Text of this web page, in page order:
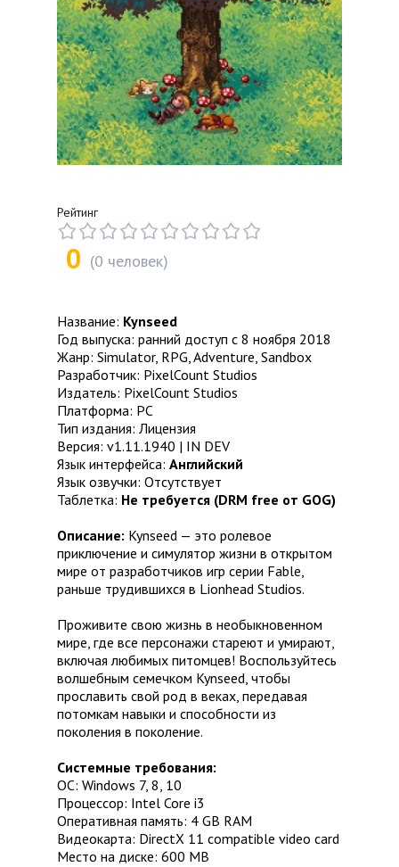
Рейтинг
0 (0 человек)
Название: Kynseed
Год выпуска: ранний доступ с 8 ноября 2018
Жанр: Simulator, RPG, Adventure, Sandbox
Разработчик: PixelCount Studios
Издатель: PixelCount Studios
Платформа: PC
Тип издания: Лицензия
Версия: v1.11.1940 | IN DEV
Язык интерфейса: Английский
Язык озвучки: Отсутствует
Таблетка: Не требуется (DRM free от GOG)
Описание: Kynseed — это ролевое
приключение и симулятор жизни в открытом
мире от разработчиков игр серии Fable,
раньше трудившихся в Lionhead Studios.
Проживите свою жизнь в необыкновенном
мире, где все персонажи стареют и умирают,
включая любимых питомцев! Воспользуйтесь
волшебным семечком Kynseed, чтобы
прославить свой род в веках, передавая
потомкам навыки и способности из
поколения в поколение.
Системные требования:
ОС: Windows 7, 8, 10
Процессор: Intel Core i3
Оперативная память: 4 GB RAM
Видеокарта: DirectX 11 compatible video card
Место на диске: 600 MB